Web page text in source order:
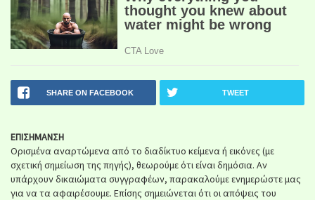
SHARE ON FACEBOOK TWEET
ΕΠΙΣΗΜΑΝΣΗ
Ορισμένα αναρτώμενα από το διαδίκτυο κείμενα ή εικόνες (με
σχετική σημείωση της πηγής), θεωρούμε ότι είναι δημόσια. Αν
υπάρχουν δικαιώματα συγγραφέων, παρακαλούμε ενημερώστε μας
για να τα αφαιρέσουμε. Επίσης σημειώνεται ότι οι απόψεις του